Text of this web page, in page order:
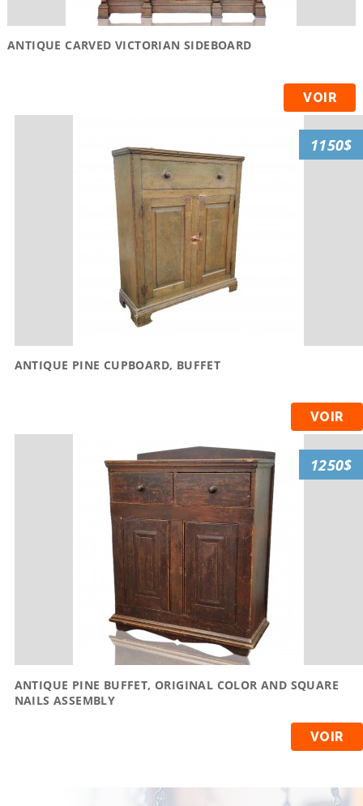
ANTIQUE CARVED VICTORIAN SIDEBOARD
VOIR
ANTIQUE PINE CUPBOARD, BUFFET
VOIR
1150$
ANTIQUE PINE BUFFET, ORIGINAL COLOR AND SQUARE
NAILS ASSEMBLY
VOIR
1250$